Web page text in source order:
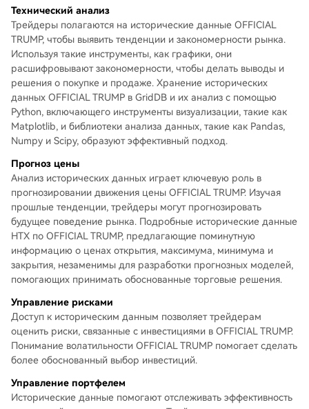
Технический анализ
Трейдеры полагаются на исторические данные OFFICIAL
TRUMP, чтобы выявить тенденции и закономерности рынка.
Используя такие инструменты, как графики, они
расшифровывают закономерности, чтобы делать выводы и
решения о покупке и продаже. Хранение исторических
данных OFFICIAL TRUMP в GridDB и их анализ с помощью
Python, включающего инструменты визуализации, такие как
Matplotlib, и библиотеки анализа данных, такие как Pandas,
Numpy и Scipy, образуют эффективный подход.
Прогноз цены
Анализ исторических данных играет ключевую роль в
прогнозировании движения цены OFFICIAL TRUMP. Изучая
прошлые тенденции, трейдеры могут прогнозировать
будущее поведение рынка. Подробные исторические данные
HTX по OFFICIAL TRUMP, предлагающие поминутную
информацию о ценах открытия, максимума, минимума и
закрытия, незаменимы для разработки прогнозных моделей,
помогающих принимать обоснованные торговые решения.
Управление рисками
Доступ к историческим данным позволяет трейдерам
оценить риски, связанные с инвестициями в OFFICIAL TRUMP.
Понимание волатильности OFFICIAL TRUMP помогает сделать
более обоснованный выбор инвестиций.
Управление портфелем
Исторические данные помогают отслеживать эффективность